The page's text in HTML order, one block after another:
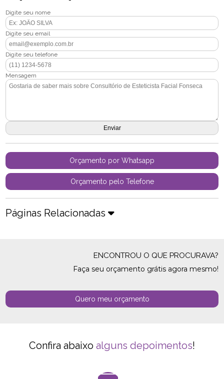
Digite seu nome
Digite seu email
Digite seu telefone
Mensagem
Orçamento por Whatsapp
Orçamento pelo Telefone
Páginas Relacionadas
ENCONTROU O QUE PROCURAVA?
Faça seu orçamento grátis agora mesmo!
Quero meu orçamento
Confira abaixo alguns depoimentos!